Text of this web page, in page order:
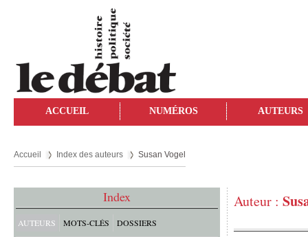
ACCUEIL NUMÉROS AUTEURS
Accueil Index des auteurs Susan Vogel
Index
AUTEURS MOTS-CLÉS DOSSIERS
Auteur :